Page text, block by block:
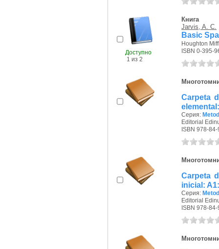
Доступно
1 из 2
Книга
Jarvis, A. C.
Basic
Houghton
ISBN 0-395-
Carpeta
Серия:
Editorial
ISBN 978-
Carpeta
inicial:
Серия:
Editorial
ISBN 978-